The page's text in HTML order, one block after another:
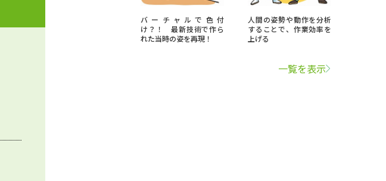
バーチャルで色付
け？！ 最新技術で作ら
れた当時の姿を再現！
人間の姿勢や動作を分析
することで、作業効率を
上げる
一覧を表示